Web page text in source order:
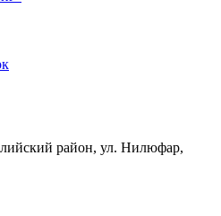
район, ул. Нилюфар,